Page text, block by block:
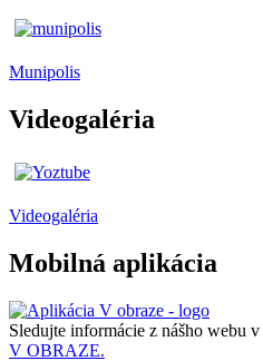
Munipolis
Videogaléria
Videogaléria
Mobilná aplikácia
Sledujte informácie z nášho webu v
V OBRAZE.